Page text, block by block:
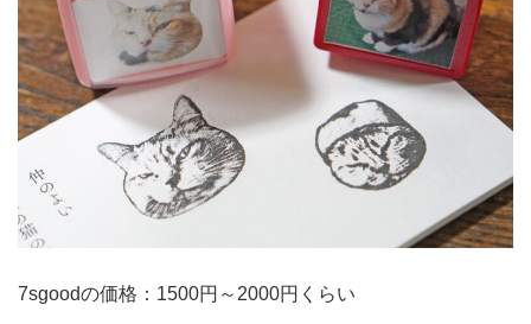
7sgoodの価格：1500円～2000円くらい